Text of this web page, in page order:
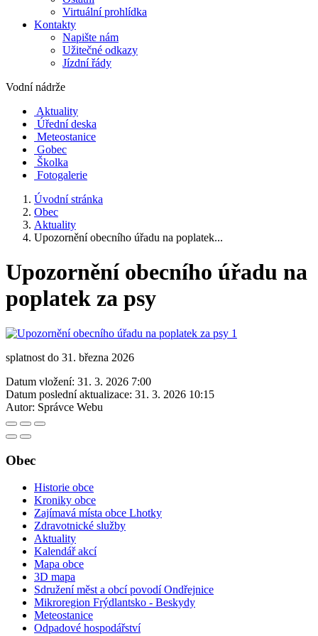
Virtuální prohlídka
Kontakty
Napište nám
Užitečné odkazy
Jízdní řády
Vodní nádrže
Aktuality
Úřední deska
Meteostanice
Gobec
Školka
Fotogalerie
Úvodní stránka
Obec
Aktuality
Upozornění obecního úřadu na poplatek...
Upozornění obecního úřadu na
poplatek za psy
splatnost do 31. března 2026
Datum vložení: 31. 3. 2026 7:00
Datum poslední aktualizace: 31. 3. 2026 10:15
Autor: Správce Webu
Obec
Historie obce
Kroniky obce
Zajímavá místa obce Lhotky
Zdravotnické služby
Aktuality
Kalendář akcí
Mapa obce
3D mapa
Sdružení měst a obcí povodí Ondřejnice
Mikroregion Frýdlantsko - Beskydy
Meteostanice
Odpadové hospodářství